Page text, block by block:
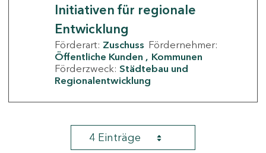
Initiativen für regionale
Entwicklung
Förderart: Zuschuss Fördernehmer:
Öffentliche Kunden
Kommunen
Förderzweck: Städtebau und
Regionalentwicklung
4 Einträge